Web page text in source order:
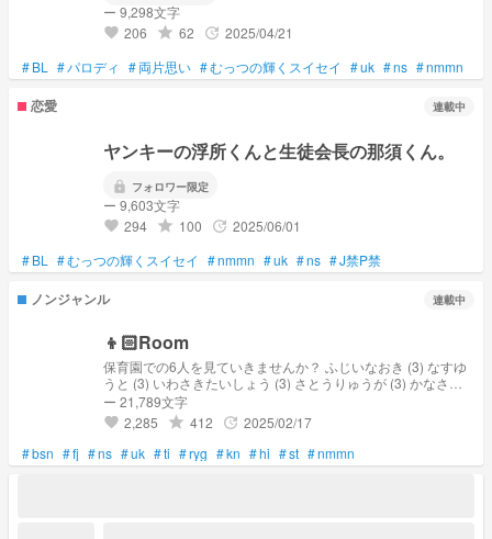
ー 9,298文字
favorite 206 grade 62 update 2025/04/21
#BL #パロディ #両片思い #むっつの輝くスイセイ #uk #ns #nmmn
恋愛 連載中
ヤンキーの浮所くんと生徒会長の那須くん。
lock フォロワー限定
ー 9,603文字
favorite 294 grade 100 update 2025/06/01
#BL #むっつの輝くスイセイ #nmmn #uk #ns #J禁P禁
ノンジャンル 連載中
👦🏻Room
保育園での6人を見ていきませんか？ ふじいなおき (3) なすゆ
うと (3) いわさきたいしょう (3) さとうりゅうが (3) かなさし
いっせい (3) うきしょひだか (2)
ー 21,789文字
favorite 2,285 grade 412 update 2025/02/17
#bsn #fj #ns #uk #ti #ryg #kn #hi #st #nmmn